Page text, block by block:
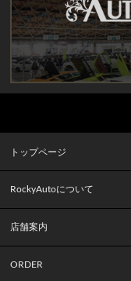
トップページ
RockyAutoについて
店舗案内
ORDER